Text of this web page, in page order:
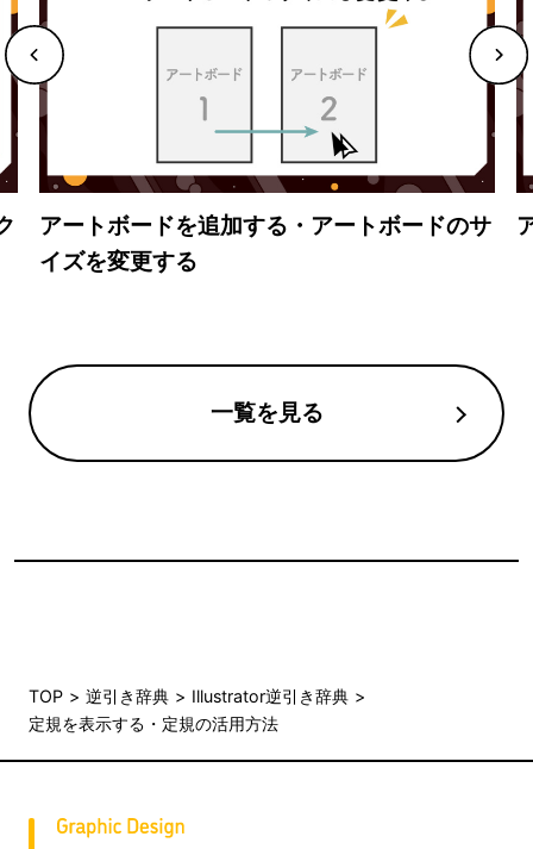
アートボードを追加する・アートボードのサ
イズを変更する
一覧を見る
TOP 逆引き辞典
Illustrator逆引き辞典
定規を表示する・定規の活用方法